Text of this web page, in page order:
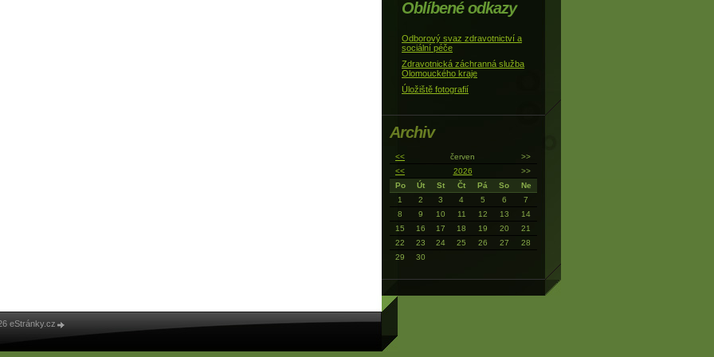
Oblíbené odkazy
Odborový svaz zdravotnictví a
sociální péče
Zdravotnická záchranná služba
Olomouckého kraje
Úložiště fotografií
Archiv
<< červen
>>
<<
2026
>>
Po
Út St Čt Pá So
Ne
1
2 3 4 5 6
7
8
9 10 11 12 13
14
15
16 17 18 19 20
21
22
23 24 25 26 27
28
29
30
eStránky.cz